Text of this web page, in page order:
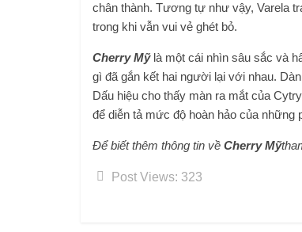
chân thành. Tương tự như vậy, Varela
trong khi vẫn vui vẻ ghét bỏ.
Cherry Mỹlà một cái nhìn sâu sắc và
gì đã gắn kết hai người lại với nhau.
Dấu hiệu cho thấy màn ra mắt của
để diễn tả mức độ hoàn hảo của những
Để biết thêm thông tin về Cherry Mỹ
Post Views: 323